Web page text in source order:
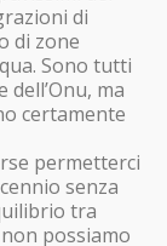
di
di zone
Sono tutti
ma
certamente
permetterci
senza
tra
possiamo